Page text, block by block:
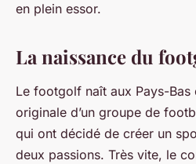
en plein essor.
La naissance du
Le footgolf naît aux Pays-Bas
originale d’un groupe de
qui ont décidé de créer un
deux passions. Très vite, le